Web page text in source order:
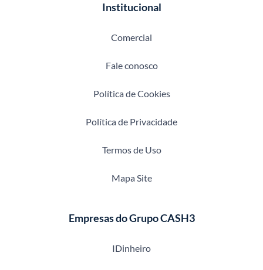
Institucional
Comercial
Fale conosco
Política de Cookies
Política de Privacidade
Termos de Uso
Mapa Site
Empresas do Grupo CASH3
IDinheiro